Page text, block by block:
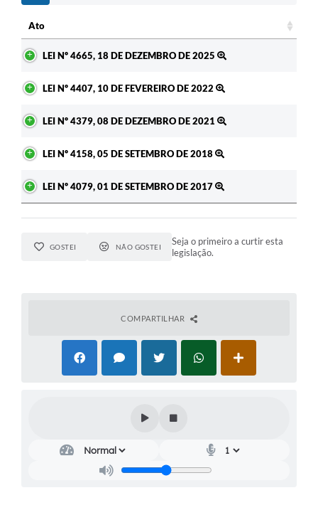
Ato
LEI Nº 4665, 18 DE DEZEMBRO DE 2025
LEI Nº 4407, 10 DE FEVEREIRO DE 2022
LEI Nº 4379, 08 DE DEZEMBRO DE 2021
LEI Nº 4158, 05 DE SETEMBRO DE 2018
LEI Nº 4079, 01 DE SETEMBRO DE 2017
GOSTEI NÃO GOSTEI
Seja o primeiro a curtir esta
legislação.
COMPARTILHAR